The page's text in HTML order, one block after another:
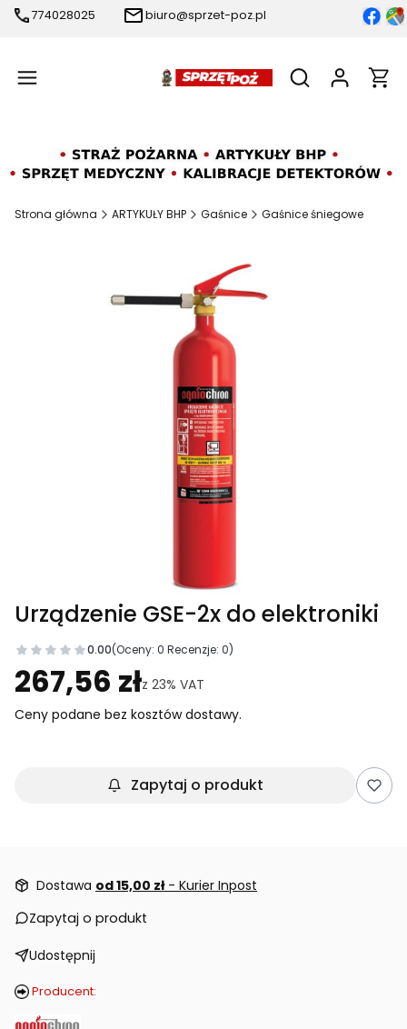
774028025 biuro@sprzet-poz.pl
Otwórz
Strona główna ARTYKUŁY BHP Gaśnice Gaśnice śniegowe
Urządzenie GSE-2x do elektroniki
0.00(Oceny: 0 Recenzje: 0)
Przejdź do sekcji Opinie
267,56 złz 23% VAT
Ceny podane bez kosztów dostawy.
Zapytaj o produkt
Dostawa od 15,00 zł - Kurier Inpost
Zapytaj o produkt
Udostępnij
Producent: